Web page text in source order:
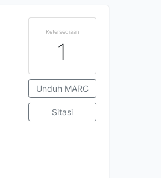
Ketersediaan
1
Unduh MARC
Sitasi